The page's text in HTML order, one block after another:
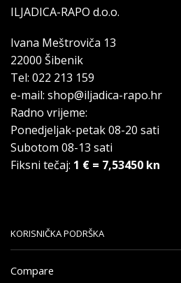
ILJADICA-RAPO d.o.o.
Ivana Meštroviča 13
22000 Šibenik
Tel: 022 213 159
e-mail: shop@iljadica-rapo.hr
Radno vrijeme:
Ponedjeljak-petak 08-20 sati
Subotom 08-13 sati
Fiksni tečaj: 1 € = 7,53450 kn
KORISNIČKA PODRŠKA
Compare